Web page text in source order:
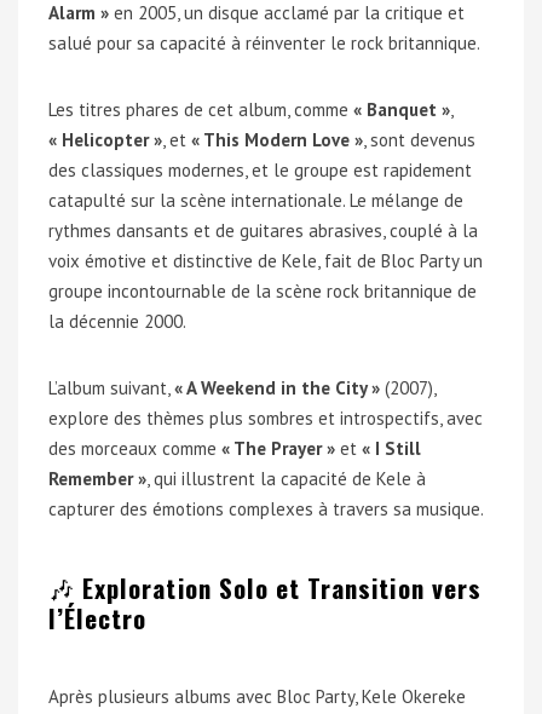
Alarm » en 2005, un disque acclamé par la critique et
salué pour sa capacité à réinventer le rock britannique.
Les titres phares de cet album, comme « Banquet »,
« Helicopter », et « This Modern Love », sont devenus
des classiques modernes, et le groupe est rapidement
catapulté sur la scène internationale. Le mélange de
rythmes dansants et de guitares abrasives, couplé à la
voix émotive et distinctive de Kele, fait de Bloc Party un
groupe incontournable de la scène rock britannique de
la décennie 2000.
L’album suivant,« A Weekend in the City » (2007),
explore des thèmes plus sombres et introspectifs, avec
des morceaux comme « The Prayer » et « I Still
Remember », qui illustrent la capacité de Kele à
capturer des émotions complexes à travers sa musique.
🎶 Exploration Solo et Transition vers
l’Électro
Après plusieurs albums avec Bloc Party, Kele Okereke